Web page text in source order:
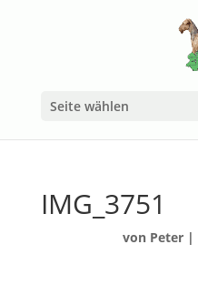
Seite wählen
IMG_3751
von Peter |